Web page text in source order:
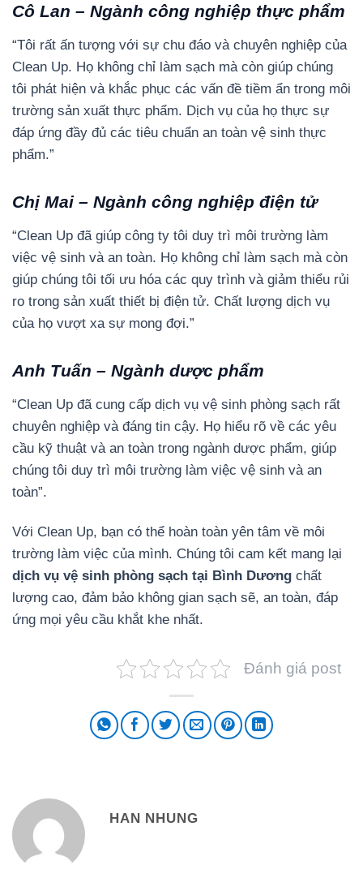
Cô Lan – Ngành công nghiệp thực phẩm
“Tôi rất ấn tượng với sự chu đáo và chuyên nghiệp của
Clean Up. Họ không chỉ làm sạch mà còn giúp chúng
tôi phát hiện và khắc phục các vấn đề tiềm ẩn trong môi
trường sản xuất thực phẩm. Dịch vụ của họ thực sự
đáp ứng đầy đủ các tiêu chuẩn an toàn vệ sinh thực
phẩm.”
Chị Mai – Ngành công nghiệp điện tử
“Clean Up đã giúp công ty tôi duy trì môi trường làm
việc vệ sinh và an toàn. Họ không chỉ làm sạch mà còn
giúp chúng tôi tối ưu hóa các quy trình và giảm thiểu rủi
ro trong sản xuất thiết bị điện tử. Chất lượng dịch vụ
của họ vượt xa sự mong đợi.”
Anh Tuấn – Ngành dược phẩm
“Clean Up đã cung cấp dịch vụ vệ sinh phòng sạch rất
chuyên nghiệp và đáng tin cậy. Họ hiểu rõ về các yêu
cầu kỹ thuật và an toàn trong ngành dược phẩm, giúp
chúng tôi duy trì môi trường làm việc vệ sinh và an
toàn”.
Với Clean Up, bạn có thể hoàn toàn yên tâm về môi
trường làm việc của mình. Chúng tôi cam kết mang lại
dịch vụ vệ sinh phòng sạch tại Bình Dương chất
lượng cao, đảm bảo không gian sạch sẽ, an toàn, đáp
ứng mọi yêu cầu khắt khe nhất.
Đánh giá post
HAN NHUNG